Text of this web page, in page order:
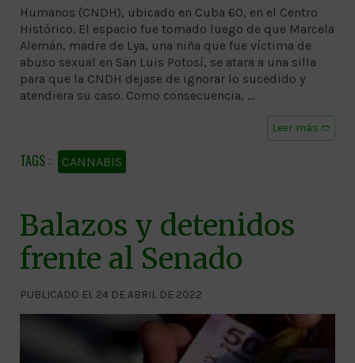
Humanos (CNDH), ubicado en Cuba 60, en el Centro
Histórico. El espacio fue tomado luego de que Marcela
Alemán, madre de Lya, una niña que fue víctima de
abuso sexual en San Luis Potosí, se atara a una silla
para que la CNDH dejase de ignorar lo sucedido y
atendiera su caso. Como consecuencia, …
Leer más ➱
CANNABIS
Balazos y detenidos
frente al Senado
PUBLICADO EL 24 DE ABRIL DE 2022